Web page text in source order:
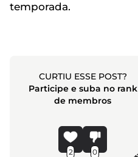
temporada.
CURTIU ESSE POST?
Participe e suba no rank
de membros
2 0